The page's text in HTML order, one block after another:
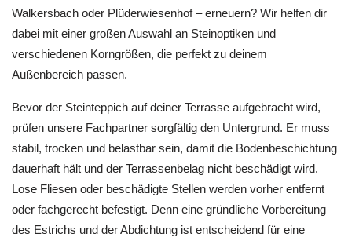
Walkersbach oder Plüderwiesenhof – erneuern? Wir helfen dir
dabei mit einer großen Auswahl an Steinoptiken und
verschiedenen Korngrößen, die perfekt zu deinem
Außenbereich passen.
Bevor der Steinteppich auf deiner Terrasse aufgebracht wird,
prüfen unsere Fachpartner sorgfältig den Untergrund. Er muss
stabil, trocken und belastbar sein, damit die Bodenbeschichtung
dauerhaft hält und der Terrassenbelag nicht beschädigt wird.
Lose Fliesen oder beschädigte Stellen werden vorher entfernt
oder fachgerecht befestigt. Denn eine gründliche Vorbereitung
des Estrichs und der Abdichtung ist entscheidend für eine